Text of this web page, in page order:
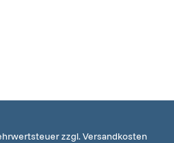
zzgl. Versandkosten